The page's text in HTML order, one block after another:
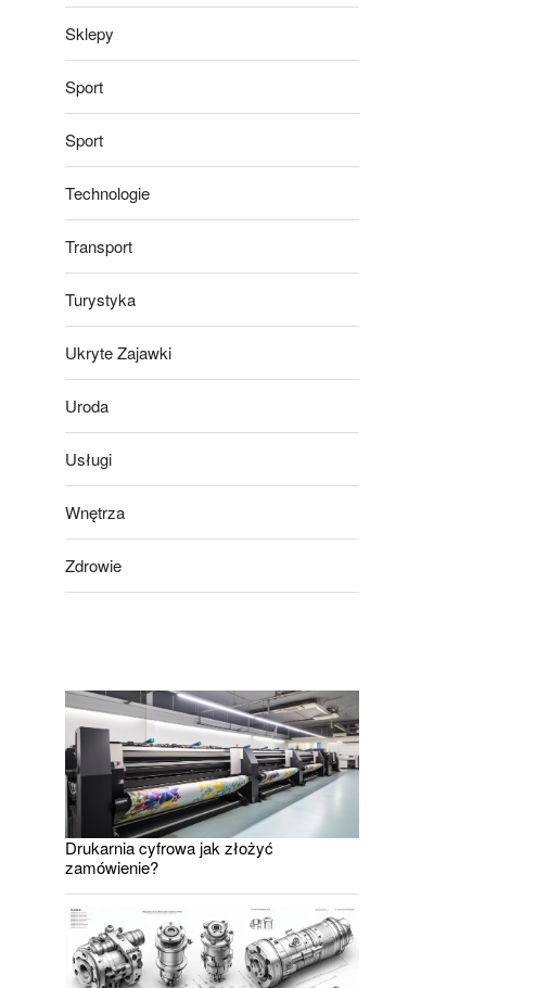
Sklepy
Sport
Sport
Technologie
Transport
Turystyka
Ukryte Zajawki
Uroda
Usługi
Wnętrza
Zdrowie
Drukarnia cyfrowa jak złożyć
zamówienie?